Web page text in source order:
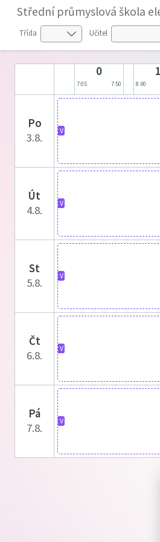
Střední průmyslová škola
Třída Učitel
0
7:05 7:50
1
8:00
po
3.8.
V
út
4.8.
V
st
5.8.
V
čt
6.8.
V
pá
7.8.
V